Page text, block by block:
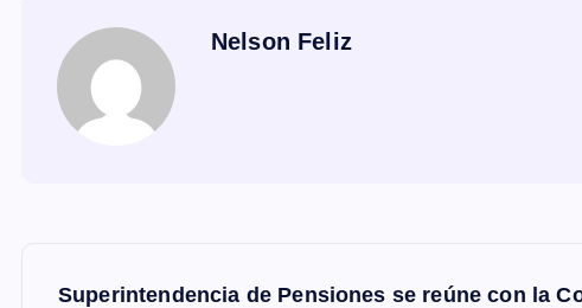
Nelson Feliz
NSuperintendencia de Pensiones se reúne con la